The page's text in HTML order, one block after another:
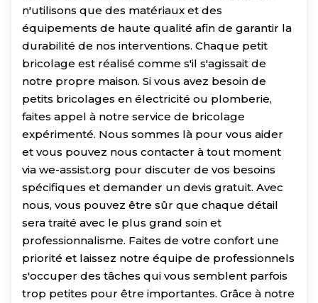
n'utilisons que des matériaux et des
équipements de haute qualité afin de garantir la
durabilité de nos interventions. Chaque petit
bricolage est réalisé comme s'il s'agissait de
notre propre maison. Si vous avez besoin de
petits bricolages en électricité ou plomberie,
faites appel à notre service de bricolage
expérimenté. Nous sommes là pour vous aider
et vous pouvez nous contacter à tout moment
via we-assist.org pour discuter de vos besoins
spécifiques et demander un devis gratuit. Avec
nous, vous pouvez être sûr que chaque détail
sera traité avec le plus grand soin et
professionnalisme. Faites de votre confort une
priorité et laissez notre équipe de professionnels
s'occuper des tâches qui vous semblent parfois
trop petites pour être importantes. Grâce à notre